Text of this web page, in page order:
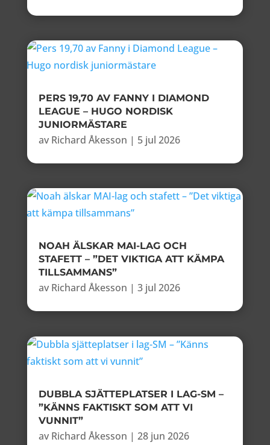
PERS 19,70 AV FANNY I DIAMOND
LEAGUE – HUGO NORDISK
JUNIORMÄSTARE
av Richard Åkesson | 5 jul 2026
NOAH ÄLSKAR MAI-LAG OCH
STAFETT – ”DET VIKTIGA ATT KÄMPA
TILLSAMMANS”
av Richard Åkesson | 3 jul 2026
DUBBLA SJÄTTEPLATSER I LAG-SM –
”KÄNNS FAKTISKT SOM ATT VI
VUNNIT”
av Richard Åkesson | 28 jun 2026